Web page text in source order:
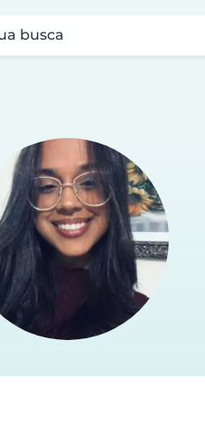
busca